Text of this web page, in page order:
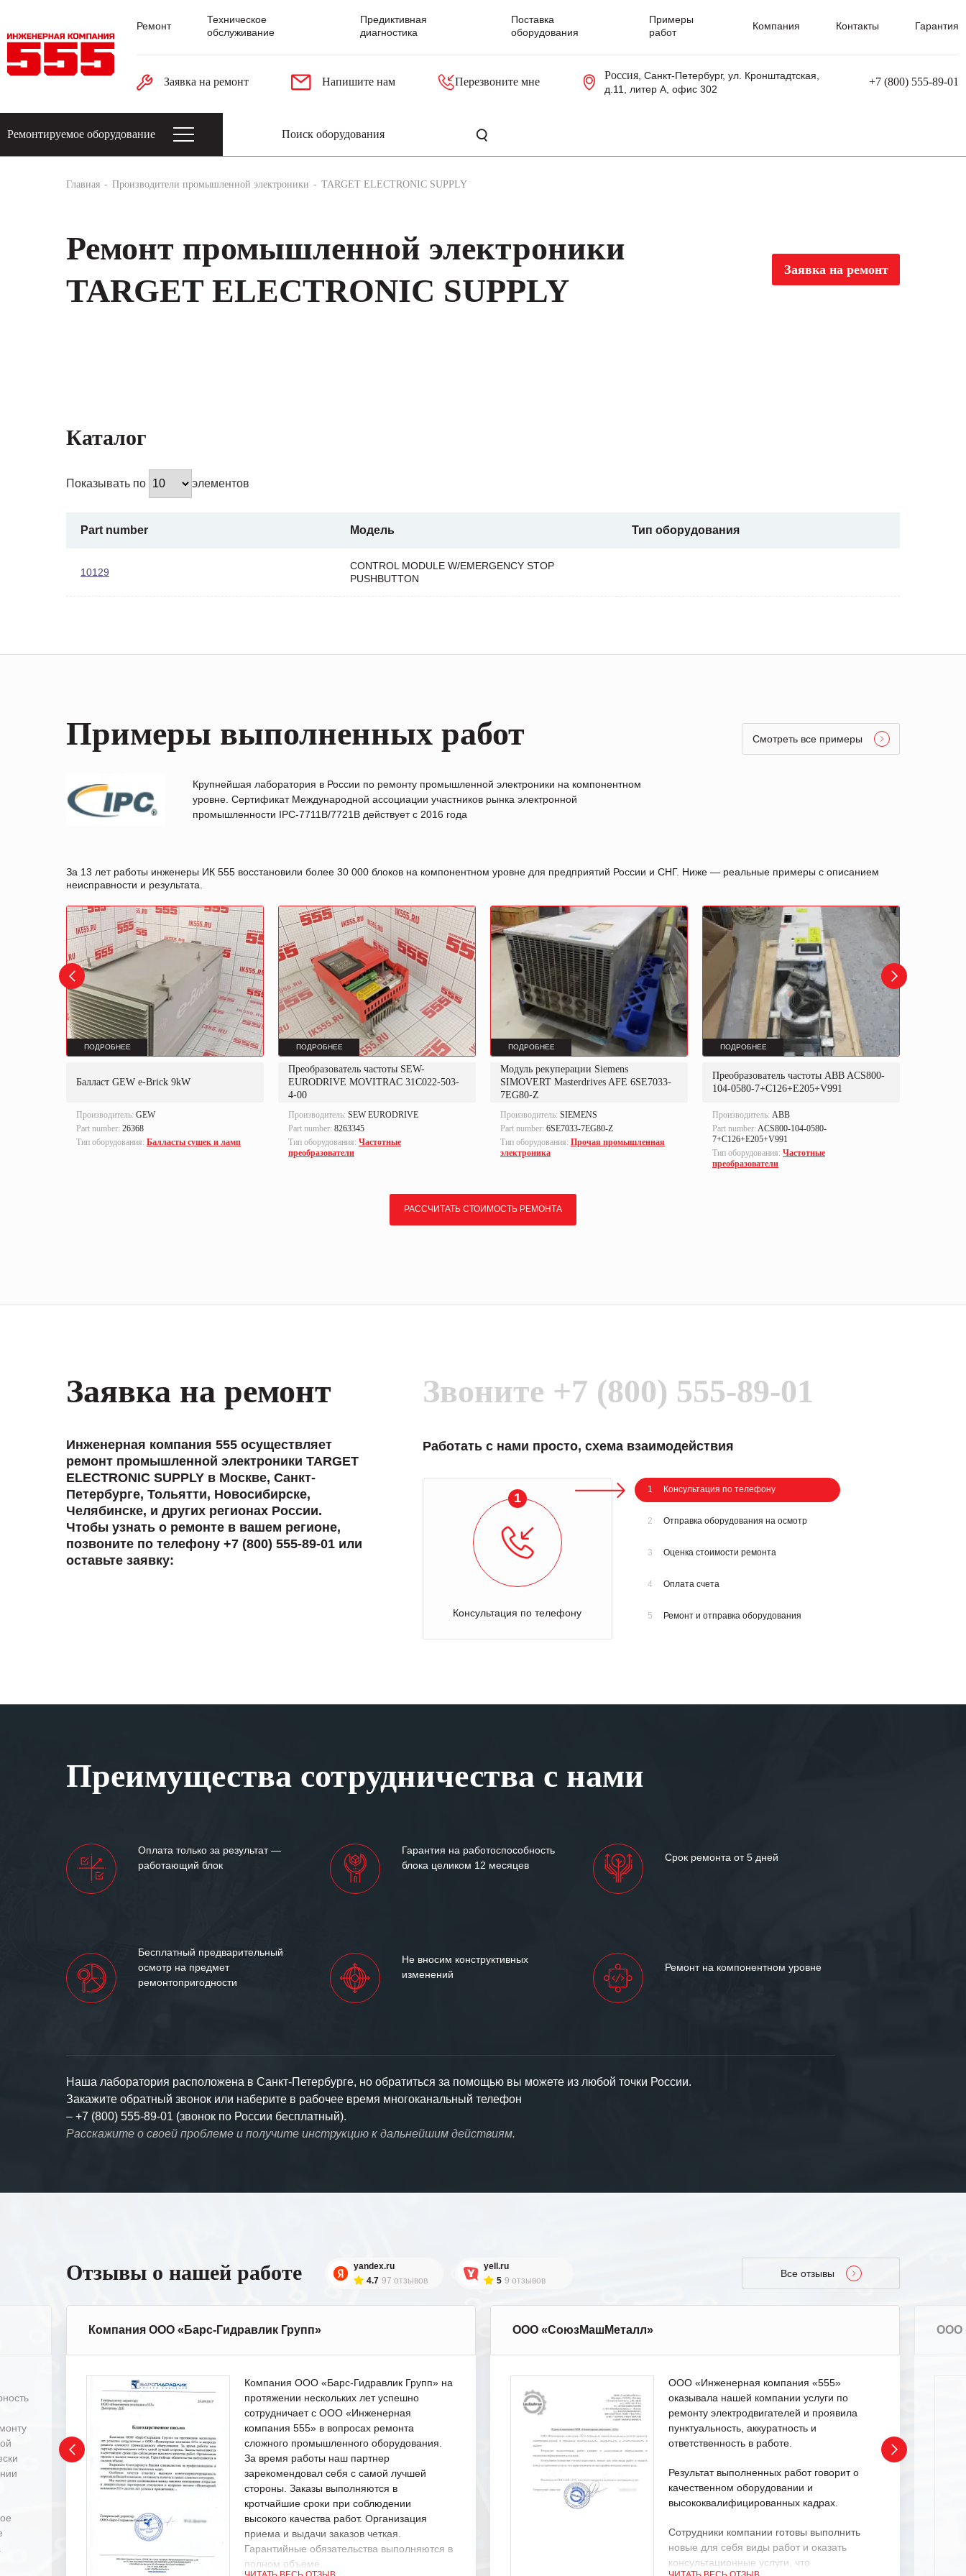
Ремонт
Техническое
обслуживание
Предиктивная
диагностика
Поставка
оборудования
Примеры
работ
Компания Контакты Гарантия
Заявка на ремонт Напишите нам Перезвоните мне
Россия, Санкт-Петербург, ул. Кронштадтская,
д.11, литер А, офис 302
+7 (800) 555-89-01
Ремонтируемое оборудование
Главная Производители промышленной электроники TARGET ELECTRONIC SUPPLY
Ремонт промышленной электроники
TARGET ELECTRONIC SUPPLY
Заявка на ремонт
Каталог
Показывать по элементов
Part number Модель Тип оборудования
10129
CONTROL MODULE W/EMERGENCY STOP
PUSHBUTTON
Примеры выполненных работ
Крупнейшая лаборатория в России по ремонту промышленной электроники на компонентном
уровне. Сертификат Международной ассоциации участников рынка электронной
промышленности IPC-7711B/7721B действует с 2016 года
Смотреть все примеры
За 13 лет работы инженеры ИК 555 восстановили более 30 000 блоков на компонентном уровне для предприятий России и СНГ. Ниже — реальные примеры с описанием
неисправности и результата.
ПОДРОБНЕЕ
Балласт GEW e-Brick 9kW
Производитель: GEW
Part number: 26368
Тип оборудования: Балласты сушек и ламп
ПОДРОБНЕЕ
Преобразователь частоты SEW-
EURODRIVE MOVITRAC 31C022-503-
4-00
Производитель: SEW EURODRIVE
Part number: 8263345
Тип оборудования: Частотные
преобразователи
ПОДРОБНЕЕ
Модуль рекуперации Siemens
SIMOVERT Masterdrives AFE 6SE7033-
7EG80-Z
Производитель: SIEMENS
Part number: 6SE7033-7EG80-Z
Тип оборудования: Прочая промышленная
электроника
ПОДРОБНЕЕ
Преобразователь частоты ABB ACS800-
104-0580-7+C126+E205+V991
Производитель: ABB
Part number: ACS800-104-0580-
7+C126+E205+V991
Тип оборудования: Частотные
преобразователи
РАССЧИТАТЬ СТОИМОСТЬ РЕМОНТА
Заявка на ремонт
Инженерная компания 555 осуществляет
ремонт промышленной электроники TARGET
ELECTRONIC SUPPLY в Москве, Санкт-
Петербурге, Тольятти, Новосибирске,
Челябинске, и других регионах России.
Чтобы узнать о ремонте в вашем регионе,
позвоните по телефону +7 (800) 555-89-01 или
оставьте заявку:
Звоните +7 (800) 555-89-01
Работать с нами просто, схема взаимодействия
1
Консультация по телефону
1 Консультация по телефону
2 Отправка оборудования на осмотр
3 Оценка стоимости ремонта
4 Оплата счета
5 Ремонт и отправка оборудования
Преимущества сотрудничества с нами
Оплата только за результат —
работающий блок
Гарантия на работоспособность
блока целиком 12 месяцев
Срок ремонта от 5 дней
Бесплатный предварительный
осмотр на предмет
ремонтопригодности
Не вносим конструктивных
изменений
Ремонт на компонентном уровне
Наша лаборатория расположена в Санкт-Петербурге, но обратиться за помощью вы можете из любой точки России.
Закажите обратный звонок или наберите в рабочее время многоканальный телефон
– +7 (800) 555-89-01 (звонок по России бесплатный).
Расскажите о своей проблеме и получите инструкцию к дальнейшим действиям.
Отзывы о нашей работе
yandex.ru
4.7 97 отзывов
yell.ru
5 9 отзывов
Все отзывы
Компания ООО «Барс-Гидравлик Групп»
Компания ООО «Барс-Гидравлик Групп» на
протяжении нескольких лет успешно
сотрудничает с ООО «Инженерная
компания 555» в вопросах ремонта
сложного промышленного оборудования.
За время работы наш партнер
зарекомендовал себя с самой лучшей
стороны. Заказы выполняются в
кротчайшие сроки при соблюдении
высокого качества работ. Организация
приема и выдачи заказов четкая.
Гарантийные обязательства выполняются в
полном объеме.
ООО «СоюзМашМеталл»
ООО «Инженерная компания «555»
оказывала нашей компании услуги по
ремонту электродвигателей и проявила
пунктуальность, аккуратность и
ответственность в работе.
Результат выполненных работ говорит о
качественном оборудовании и
высококвалифицированных кадрах.
Сотрудники компании готовы выполнить
новые для себя виды работ и оказать
консультационные услуги, что
ООО